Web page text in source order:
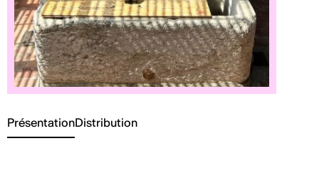
PrésentationDistribution